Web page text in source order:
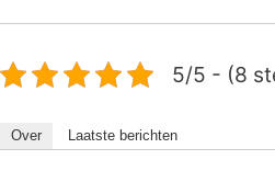
5/5 - (8
Over Laatste berichten